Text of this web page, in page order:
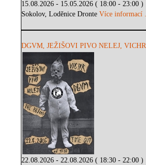
15.08.2026 - 15.05.2026 ( 18:00 - 23:00 )
Sokolov, Loděnice DronteVíce informací
DGVM, JEŽIŠOVI PIVO NELEJ,
22.08.2026 - 22.08.2026 ( 18:30 - 22:00 )